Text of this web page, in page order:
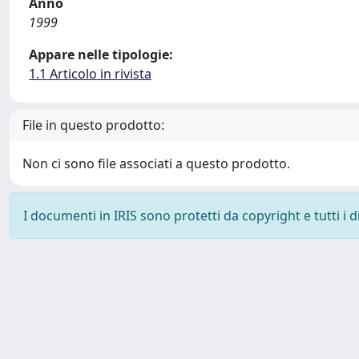
1999
Appare nelle tipologie:
1.1 Articolo in rivista
File in questo prodotto:
Non ci sono file associati a questo prodotto.
I documenti in IRIS sono protetti da copyright e tutti i